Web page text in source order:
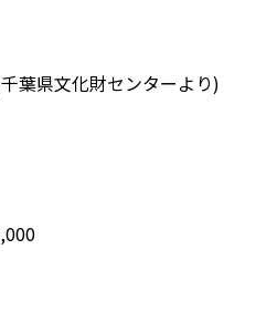
葉県文化財センターより)